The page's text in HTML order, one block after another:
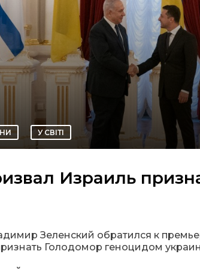
У СВІТІ
Израиль
Зеленский обратился к
Голодомор геноцидом